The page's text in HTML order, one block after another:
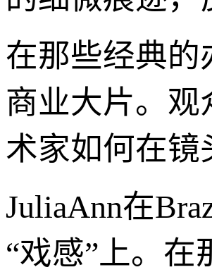
在那些经典
商业大片。
术家如何在镜
JuliaAnn在
“戏感”上。